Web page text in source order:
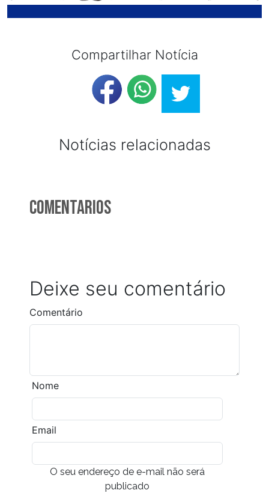
Compartilhar Notícia
Notícias relacionadas
Comentarios
Deixe seu comentário
Comentário
Nome
Email
O seu endereço de e-mail não será
publicado